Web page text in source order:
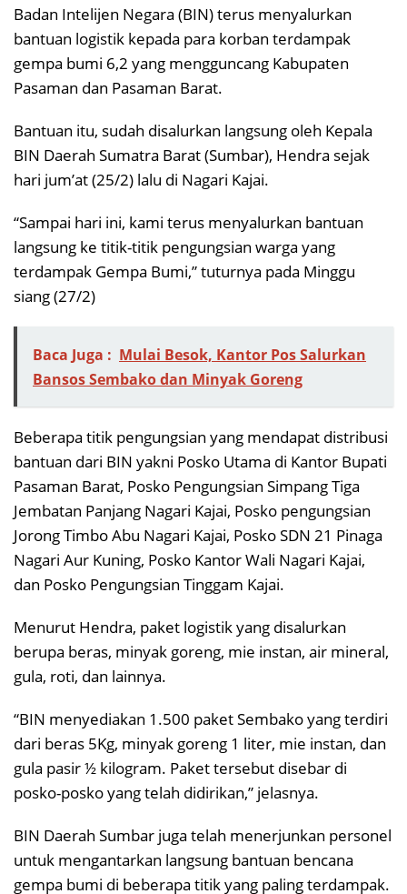
Badan Intelijen Negara (BIN) terus menyalurkan
bantuan logistik kepada para korban terdampak
gempa bumi 6,2 yang mengguncang Kabupaten
Pasaman dan Pasaman Barat.
Bantuan itu, sudah disalurkan langsung oleh Kepala
BIN Daerah Sumatra Barat (Sumbar), Hendra sejak
hari jum’at (25/2) lalu di Nagari Kajai.
“Sampai hari ini, kami terus menyalurkan bantuan
langsung ke titik-titik pengungsian warga yang
terdampak Gempa Bumi,” tuturnya pada Minggu
siang (27/2)
Baca Juga : Mulai Besok, Kantor Pos Salurkan
Bansos Sembako dan Minyak Goreng
Beberapa titik pengungsian yang mendapat distribusi
bantuan dari BIN yakni Posko Utama di Kantor Bupati
Pasaman Barat, Posko Pengungsian Simpang Tiga
Jembatan Panjang Nagari Kajai, Posko pengungsian
Jorong Timbo Abu Nagari Kajai, Posko SDN 21 Pinaga
Nagari Aur Kuning, Posko Kantor Wali Nagari Kajai,
dan Posko Pengungsian Tinggam Kajai.
Menurut Hendra, paket logistik yang disalurkan
berupa beras, minyak goreng, mie instan, air mineral,
gula, roti, dan lainnya.
“BIN menyediakan 1.500 paket Sembako yang terdiri
dari beras 5Kg, minyak goreng 1 liter, mie instan, dan
gula pasir ½ kilogram. Paket tersebut disebar di
posko-posko yang telah didirikan,” jelasnya.
BIN Daerah Sumbar juga telah menerjunkan personel
untuk mengantarkan langsung bantuan bencana
gempa bumi di beberapa titik yang paling terdampak.